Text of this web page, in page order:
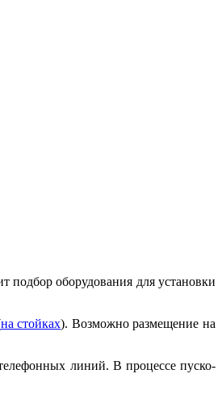
подбор оборудования для установки
на стойках). Возможно размещение на
линий. В процессе пуско-